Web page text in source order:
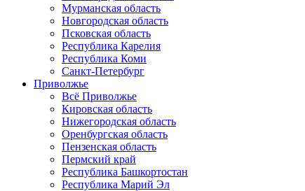
Мурманская область
Новгородская область
Псковская область
Республика Карелия
Республика Коми
Санкт-Петербург
Приволжье
Всё Приволжье
Кировская область
Нижегородская область
Оренбургская область
Пензенская область
Пермский край
Республика Башкортостан
Республика Марий Эл